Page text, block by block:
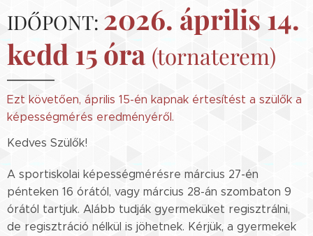
IDŐPONT: 2026. április 14.
kedd 15 óra (tornaterem)
Ezt követően, április 15-én kapnak értesítést a szülők a
képességmérés eredményéről.
Kedves Szülők!
A sportiskolai képességmérésre március 27-én
pénteken 16 órától, vagy március 28-án szombaton 9
órától tartjuk. Alább tudják gyermeküket regisztrálni,
de regisztráció nélkül is jöhetnek. Kérjük, a gyermekek